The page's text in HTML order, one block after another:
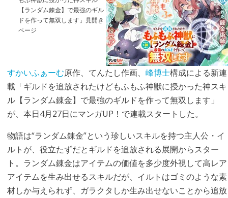
【ランダム錬金】で最強のギル
ドを作って無双します」見開き
ページ
すかいふぁーむ原作、てんたし作画、 峰博士構成による新連
載「ギルドを追放されたけどもふもふ神獣に授かった神スキ
ル【ランダム錬金】で最強のギルドを作って無双します」
が、本日4月27日にマンガUP！で連載スタートした。
物語は“ランダム錬金”という珍しいスキルを持つ主人公・イ
ルトが、役立たずだとギルドを追放される展開からスター
ト。ランダム錬金はアイテムの価値を多少度外視して高レア
アイテムを生み出せるスキルだが、イルトはゴミのような素
材しか与えられず、ガラクタしか生み出せないことから追放